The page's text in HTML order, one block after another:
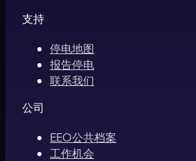
支持
停电地图
报告停电
联系我们
公司
EEO公共档案
工作机会